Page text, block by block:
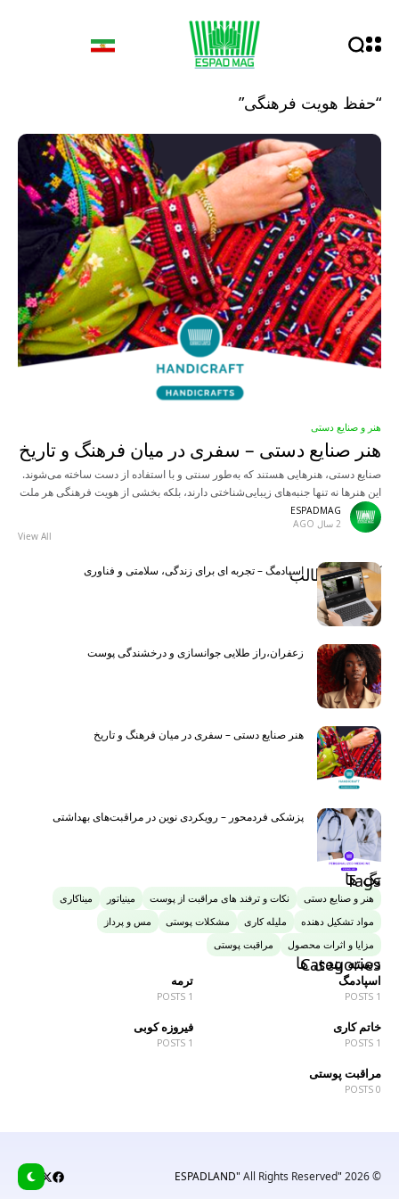
“حفظ هویت فرهنگی”
هنر و صنایع دستی
هنر صنایع دستی – سفری در میان فرهنگ و تاریخ
صنایع دستی، هنرهایی هستند که به‌طور سنتی و با استفاده از دست ساخته می‌شوند.
این هنرها نه تنها جنبه‌های زیبایی‌شناختی دارند، بلکه بخشی از هویت فرهنگی هر ملت
محسوب می‌شوند.
ESPADMAG
2 سال AGO
Latest
آخرین مطالب
View All
اسپادمگ – تجربه ای برای زندگی، سلامتی و فناوری
زعفران،راز طلایی جوانسازی و درخشندگی پوست
هنر صنایع دستی – سفری در میان فرهنگ و تاریخ
پزشکی فردمحور – رویکردی نوین در مراقبت‌های بهداشتی
Tags
تگ ها
هنر و صنایع دستی نکات و ترفند های مراقبت از پوست مینیاتور
میناکاری
مواد تشکیل دهنده
ملیله کاری مشکلات پوستی
مس و پرداز
مزایا و اثرات محصول
مراقبت پوستی
Categories
دسته بندی ها
اسپادمگ
1 POSTS
ترمه
1 POSTS
خاتم کاری
1 POSTS
فیروزه کوبی
1 POSTS
مراقبت پوستی
0 POSTS
© 2026
"ESPADLAND"
All Rights Reserved